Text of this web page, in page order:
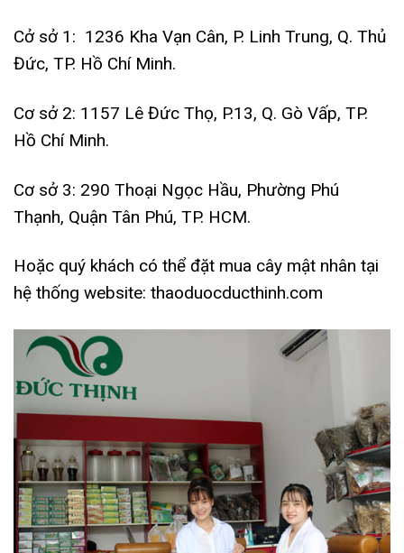
Cở sở 1: 1236 Kha Vạn Cân, P. Linh Trung, Q. Thủ
Đức, TP. Hồ Chí Minh.
Cơ sở 2: 1157 Lê Đức Thọ, P.13, Q. Gò Vấp, TP.
Hồ Chí Minh.
Cơ sở 3: 290 Thoại Ngọc Hầu, Phường Phú
Thạnh, Quận Tân Phú, TP. HCM.
Hoặc quý khách có thể đặt mua cây mật nhân tại
hệ thống website: thaoduocducthinh.com